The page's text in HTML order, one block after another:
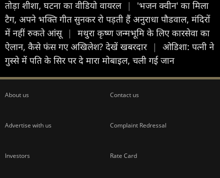
तोड़ा शीशा, घटना का वीडियो वायरल |
'भजन क्वीन' का मिला
टैग, अपने भक्ति गीत सुनकर रो पड़ती हैं अनुराधा पौडवाल, मंदिरों
में नहीं रुकते आंसू |
मथुरा कृष्ण जन्मभूमि के लिए कारसेवा का
ऐलान, कैसे फंस गए अखिलेश? देखें खबरदार |
ओडिशा: पत्नी ने
गुस्से में पति के सिर पर दे मारा मोबाइल, चली गई जान
About us Contact us
Advertise with us Complaint Redressal
Investors Rate Card